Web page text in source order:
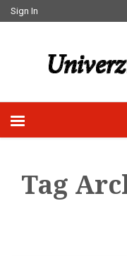
Sign In
Tag